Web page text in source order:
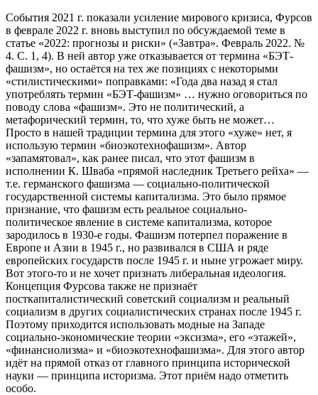
События 2021 г. показали усиление мирового кризиса, Фурсов
в феврале 2022 г. вновь выступил по обсуждаемой теме в
статье «2022: прогнозы и риски» («Завтра». Февраль 2022. №
4. С. 1, 4). В ней автор уже отказывается от термина «БЭТ-
фашизм», но остаётся на тех же позициях с некоторыми
«стилистическими» поправками: «Года два назад я стал
употреблять термин «БЭТ-фашизм» … нужно оговориться по
поводу слова «фашизм». Это не политический, а
метафорический термин, то, что хуже быть не может…
Просто в нашей традиции термина для этого «хуже» нет, я
использую термин «биоэкотехнофашизм». Автор
«запамятовал», как ранее писал, что этот фашизм в
исполнении К. Шваба «прямой наследник Третьего рейха» —
т.е. германского фашизма — социально-политической
государственной системы капитализма. Это было прямое
признание, что фашизм есть реальное социально-
политическое явление в системе капитализма, которое
зародилось в 1930-е годы. Фашизм потерпел поражение в
Европе и Азии в 1945 г., но развивался в США и ряде
европейских государств после 1945 г. и ныне угрожает миру.
Вот этого-то и не хочет признать либеральная идеология.
Концепция Фурсова также не признаёт
посткапиталистический советский социализм и реальный
социализм в других социалистических странах после 1945 г.
Поэтому приходится использовать модные на Западе
социально-экономические теории «эксизма», его «этажей»,
«финансиолизма» и «биоэкотехнофашизма». Для этого автор
идёт на прямой отказ от главного принципа исторической
науки — принципа историзма. Этот приём надо отметить
особо.